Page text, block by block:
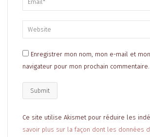
Enregistrer mon nom, mon e-mail et
navigateur pour mon prochain commentaire.
Ce site utilise Akismet pour réduire les
savoir plus sur la façon dont les données